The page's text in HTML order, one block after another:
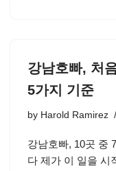
강남호빠, 처
5가지 기준
by Harold Ramirez
강남호빠, 10곳 중
다 제가 이 일을 시